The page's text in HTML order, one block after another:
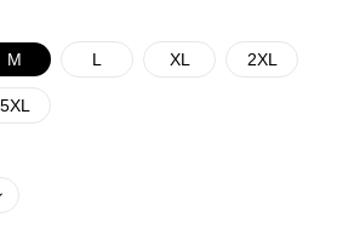
M L XL 2XL
5XL